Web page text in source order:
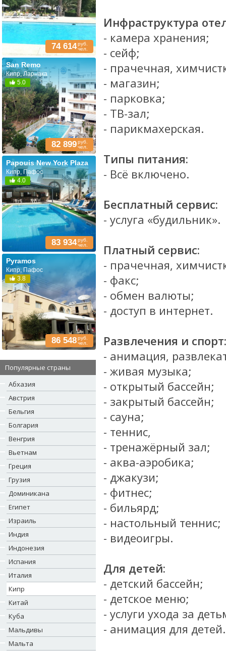
74 614руб.
чел.
San Remo
Кипр, Ларнака
5.0
82 899руб.
чел.
Papouis New York Plaza
Кипр, Пафос
4.0
83 934руб.
чел.
Pyramos
Кипр, Пафос
3.8
86 548руб.
чел.
Популярные страны
Абхазия
Австрия
Бельгия
Болгария
Венгрия
Вьетнам
Греция
Грузия
Доминикана
Египет
Израиль
Индия
Индонезия
Испания
Италия
Кипр
Китай
Куба
Мальдивы
Мальта
Инфраструктура
- камера хранения;
- сейф;
- прачечная,
- магазин;
- парковка;
- ТВ-зал;
- парикмахерская.
Типы питания:
- Всё включено.
Бесплатный сервис:
- услуга «будильник».
Платный сервис:
- прачечная,
- факс;
- обмен валюты;
- доступ в интернет.
Развлечения и спорт:
- анимация,
- живая музыка;
- открытый бассейн;
- закрытый бассейн;
- сауна;
- теннис,
- тренажёрный зал;
- аква-аэробика;
- джакузи;
- фитнес;
- бильярд;
- настольный теннис;
- видеоигры.
Для детей:
- детский бассейн;
- детское меню;
- услуги ухода за
- анимация для детей.